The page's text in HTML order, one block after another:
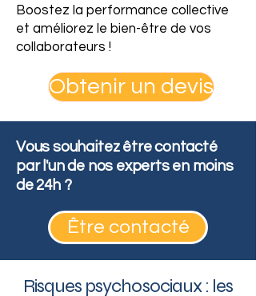
Boostez la performance collective
et améliorez le bien-être de vos
collaborateurs !
Obtenir un devis
Vous souhaitez être contacté
par l'un de nos experts en moins
de 24h ?
Être contacté
Risques psychosociaux : les